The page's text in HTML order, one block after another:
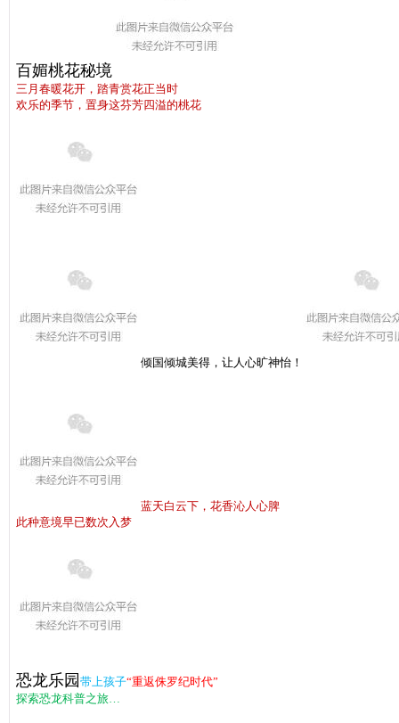
百媚桃花秘境
三月春暖花开，踏青赏花正当时
欢乐的季节，置身这芬芳四溢的桃花
倾国倾城美得，让人心旷神怡！
蓝天白云下，花香沁人心脾
此种意境早已数次入梦
恐龙乐园 带上孩子“重返侏罗纪时代”
探索恐龙科普之旅…